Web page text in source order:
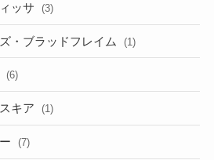
ッサ (3)
・ブラッドフレイム (1)
(6)
キア (1)
(7)